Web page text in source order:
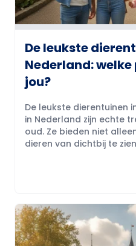
De leukste
Nederland:
jou?
De leukste dierentuinen
in Nederland zijn echte
oud. Ze bieden niet
dieren van dichtbij te